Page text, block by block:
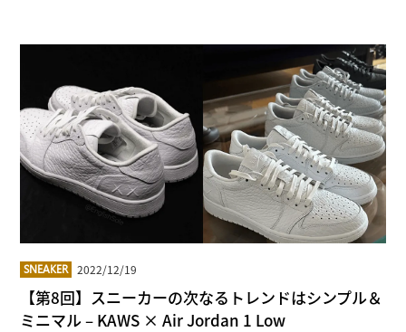
SNEAKER 2022/12/19
【第8回】スニーカーの次なるトレンドはシンプル＆
ミニマル – KAWS × Air Jordan 1 Low